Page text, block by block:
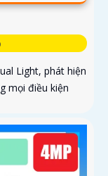
Light, phát hiện
mọi điều kiện